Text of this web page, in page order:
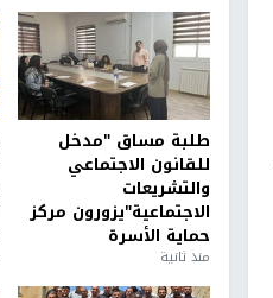
طلبة مساق "مدخل
للقانون الاجتماعي
والتشريعات
الاجتماعية"يزورون مركز
حماية الأسرة
منذ ثانية